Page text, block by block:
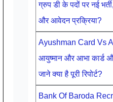
ग्रुप डी के पदों पर नई
और आवेदन प्रक्रिया?
Ayushman Card Vs
आयुष्मान और आभा कार्ड
जाने क्या है पूरी रिपोर्ट?
Bank Of Baroda